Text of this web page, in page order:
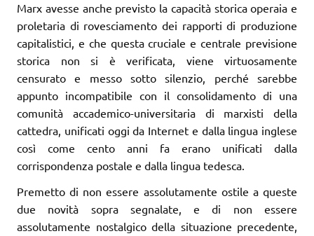
Marx avesse anche previsto la capacità storica operaia e
proletaria di rovesciamento dei rapporti di produzione
capitalistici, e che questa cruciale e centrale previsione
storica non si è verificata, viene virtuosamente
censurato e messo sotto silenzio, perché sarebbe
appunto incompatibile con il consolidamento di una
comunità accademico-universitaria di marxisti della
cattedra, unificati oggi da Internet e dalla lingua inglese
così come cento anni fa erano unificati dalla
corrispondenza postale e dalla lingua tedesca.
Premetto di non essere assolutamente ostile a queste
due novità sopra segnalate, e di non essere
assolutamente nostalgico della situazione precedente,